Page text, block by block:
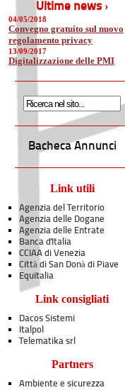
Ultime news ›
04/05/2018
Convegno gratuito sul nuovo
regolamento privacy
13/09/2017
Digitalizzazione delle PMI
Bacheca Annunci
Link utili
Agenzia del Territorio
Agenzia delle Dogane
Agenzia delle Entrate
Banca d'Italia
CCIAA di Venezia
Città di San Donà di Piave
Equitalia
Link consigliati
Dacos Sistemi
Italpol
Telematika srl
Partners
Ambiente e sicurezza